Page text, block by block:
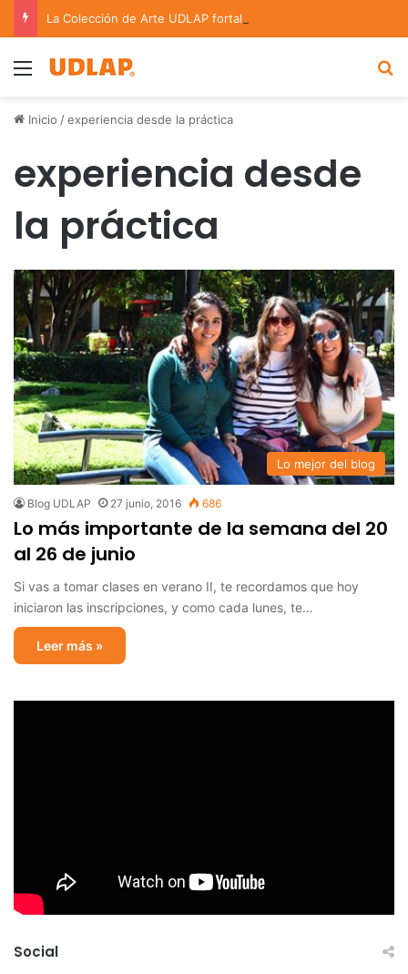
Menu
Inicio /experiencia desde la práctica
experiencia desde
la práctica
Lo mejor del blog
Blog UDLAP 27 junio, 2016 686
Lo más importante de la semana del 20
al 26 de junio
Si vas a tomar clases en verano II, te recordamos que hoy
iniciaron las inscripciones, y como cada lunes, te…
Leer más »
Social